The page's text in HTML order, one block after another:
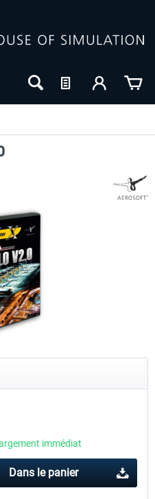
Mega Airport Berlin
immédiat
Dans le panier